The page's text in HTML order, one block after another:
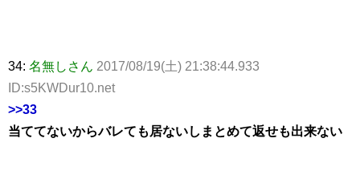
34: 名無しさん 2017/08/19(土) 21:38:44.933
ID:s5KWDur10.net
>>33
当ててないからバレても居ないしまとめて返せも出来ない